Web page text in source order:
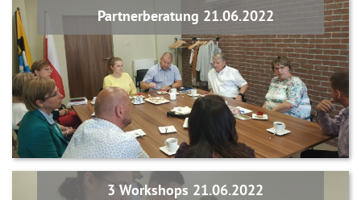
Partnerberatung 21.06.2022
3 Workshops 21.06.2022